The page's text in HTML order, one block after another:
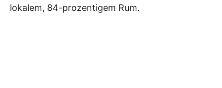
lokalem, 84-prozentigem Rum.